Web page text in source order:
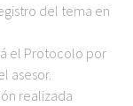
del tema en
el Protocolo por
asesor.
realizada